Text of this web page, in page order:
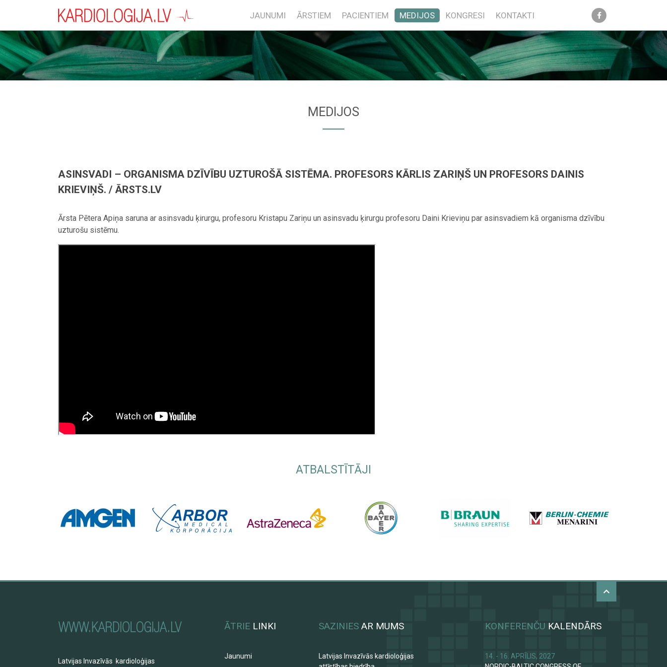
JAUNUMI ĀRSTIEM PACIENTIEM MEDIJOS KONGRESI KONTAKTI
MEDIJOS
ASINSVADI – ORGANISMA DZĪVĪBU UZTUROŠĀ SISTĒMA. PROFESORS KĀRLIS ZARIŅŠ UN PROFESORS DAINIS
KRIEVIŅŠ. / ĀRSTS.LV
Ārsta Pētera Apiņa saruna ar asinsvadu ķirurgu, profesoru Kristapu Zariņu un asinsvadu ķirurgu profesoru Daini Krieviņu par asinsvadiem kā organisma dzīvību
uzturošu sistēmu.
ATBALSTĪTĀJI
KONFERENČU KALENDĀRS
14. - 16. APRĪLIS, 2027
ĀTRIE LINKI
Jaunumi
SAZINIES AR MUMS
Latvijas Invazīvās kardioloģijas
Latvijas Invazīvās kardioloģijas